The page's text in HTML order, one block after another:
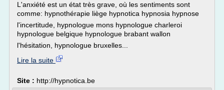
L'anxiété est un état très grave, où les sentiments sont
comme: hypnothérapie liège hypnotica hypnosia hypnose
l'incertitude, hypnologue mons hypnologue charleroi
hypnologue belgique hypnologue brabant wallon
l'hésitation, hypnologue bruxelles...
Lire la suite
Site : http://hypnotica.be